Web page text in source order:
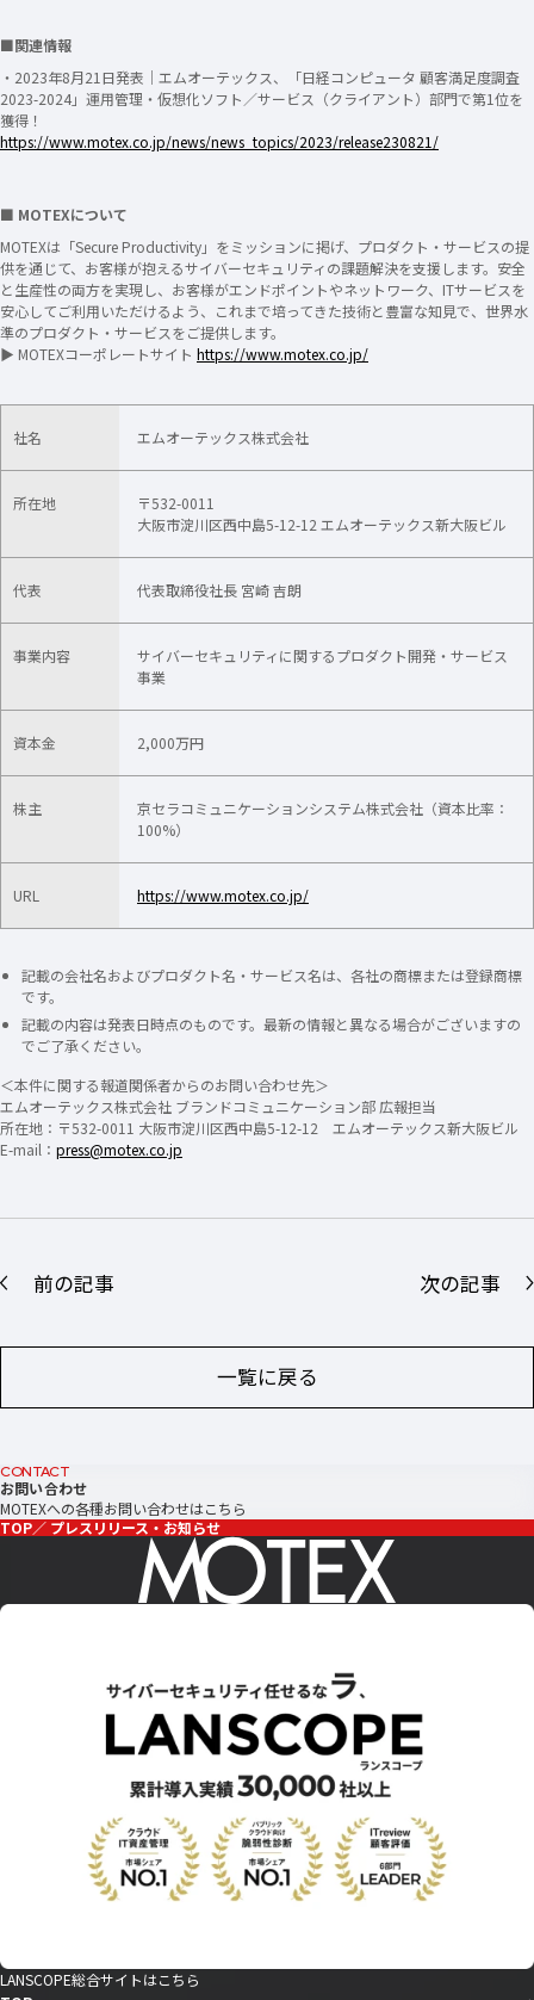
■関連情報
・2023年8月21日発表｜エムオーテックス、「日経コンピュータ 顧客満足度調査
2023-2024」運用管理・仮想化ソフト／サービス（クライアント）部門で第1位を
獲得！
https://www.motex.co.jp/news/news_topics/2023/release230821/
■ MOTEXについて
MOTEXは「Secure Productivity」をミッションに掲げ、プロダクト・サービスの提
供を通じて、お客様が抱えるサイバーセキュリティの課題解決を支援します。安全
と生産性の両方を実現し、お客様がエンドポイントやネットワーク、ITサービスを
安心してご利用いただけるよう、これまで培ってきた技術と豊富な知見で、世界水
準のプロダクト・サービスをご提供します。
▶ MOTEXコーポレートサイト https://www.motex.co.jp/
社名 エムオーテックス株式会社
所在地
〒532-0011
大阪市淀川区西中島5-12-12 エムオーテックス新大阪ビル
代表 代表取締役社長 宮崎 吉朗
事業内容
サイバーセキュリティに関するプロダクト開発・サービス
事業
資本金 2,000万円
株主
京セラコミュニケーションシステム株式会社（資本比率：
100%）​
URL https://www.motex.co.jp/
記載の会社名およびプロダクト名・サービス名は、各社の商標または登録商標
です。
記載の内容は発表日時点のものです。最新の情報と異なる場合がございますの
でご了承ください。
＜本件に関する報道関係者からのお問い合わせ先＞
エムオーテックス株式会社 ブランドコミュニケーション部 広報担当
所在地：〒532-0011 大阪市淀川区西中島5-12-12 エムオーテックス新大阪ビル
E-mail： press@motex.co.jp
前の記事
一覧に戻る
次の記事
CONTACT
お問い合わせ
MOTEXへの各種お問い合わせはこちら
TOP
プレスリリース・お知らせ
LANSCOPE総合サイトはこちら